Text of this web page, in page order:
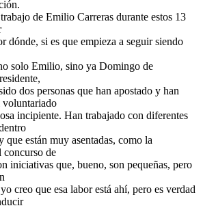
de Emilio Carreras durante estos 13
dónde, si es que empieza a seguir siendo
solo Emilio, sino ya Domingo de
dos personas que han apostado y han
voluntariado
incipiente. Han trabajado con diferentes
que están muy asentadas, como la
de
iniciativas que, bueno, son pequeñas, pero
creo que esa labor está ahí, pero es verdad